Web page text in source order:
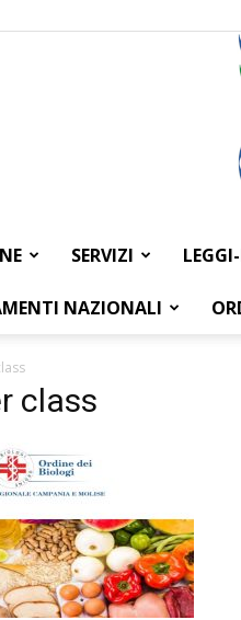
SERVIZI
NAZIONALI
class